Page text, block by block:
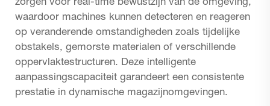
zorgen voor real-time bewustzijn van de omgeving,
waardoor machines kunnen detecteren en reageren
op veranderende omstandigheden zoals tijdelijke
obstakels, gemorste materialen of verschillende
oppervlaktestructuren. Deze intelligente
aanpassingscapaciteit garandeert een consistente
prestatie in dynamische magazijnomgevingen.